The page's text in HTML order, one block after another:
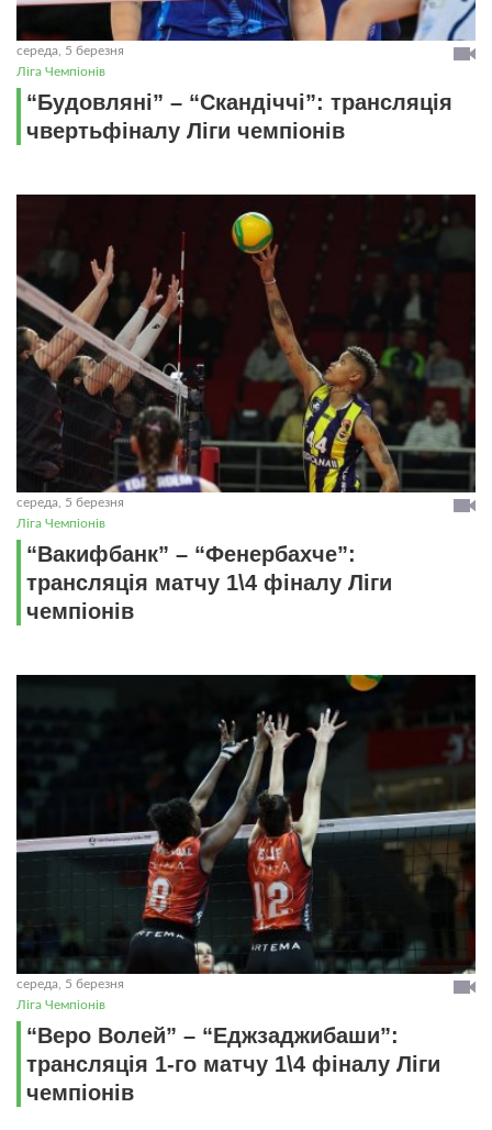
середа, 5 березня
Ліга Чемпіонів
“Будовляні” – “Скандіччі”: трансляція
чвертьфіналу Ліги чемпіонів
середа, 5 березня
Ліга Чемпіонів
“Вакифбанк” – “Фенербахче”:
трансляція матчу 1\4 фіналу Ліги
чемпіонів
середа, 5 березня
Ліга Чемпіонів
“Веро Волей” – “Еджзаджибаши”:
трансляція 1-го матчу 1\4 фіналу Ліги
чемпіонів